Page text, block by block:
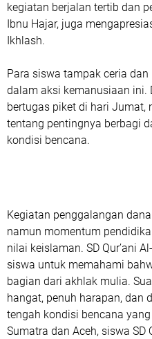
kegiatan berjalan tertib dan
Ibnu Hajar, juga
Ikhlash.
Para siswa tampak ceria
dalam aksi kemanusiaan ini.
bertugas piket di hari Jumat,
tentang pentingnya berbagi
kondisi bencana.
Kegiatan penggalangan
namun momentum
nilai keislaman. SD Qur’ani
siswa untuk memahami
bagian dari akhlak mulia.
hangat, penuh harapan, dan
tengah kondisi bencana
Sumatra dan Aceh, siswa SD